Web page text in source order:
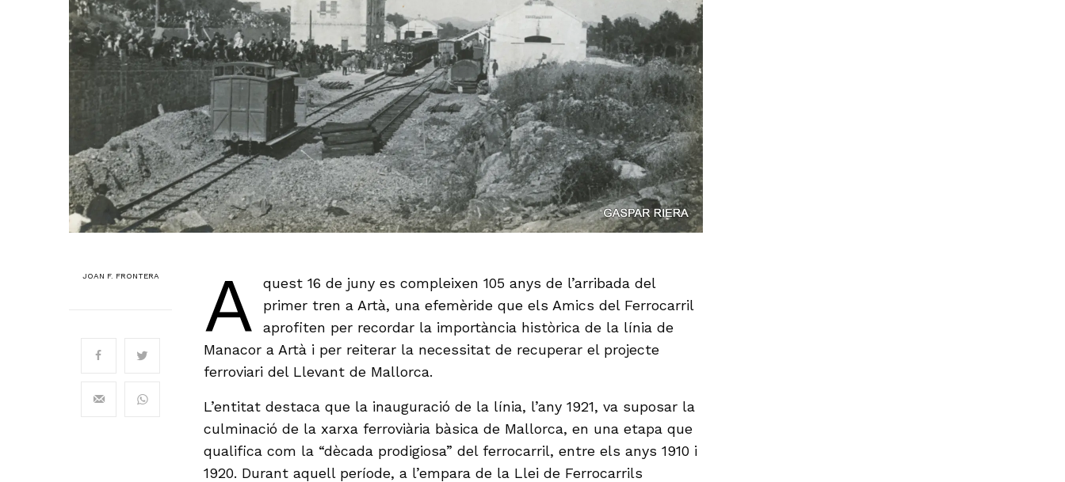
JOAN F. FRONTERA A
quest 16 de juny es compleixen 105 anys de l’arribada del
primer tren a Artà, una efemèride que els Amics del Ferrocarril
aprofiten per recordar la importància històrica de la línia de
Manacor a Artà i per reiterar la necessitat de recuperar el projecte
ferroviari del Llevant de Mallorca.
L’entitat destaca que la inauguració de la línia, l’any 1921, va suposar la
culminació de la xarxa ferroviària bàsica de Mallorca, en una etapa que
qualifica com la “dècada prodigiosa” del ferrocarril, entre els anys 1910 i
1920. Durant aquell període, a l’empara de la Llei de Ferrocarrils